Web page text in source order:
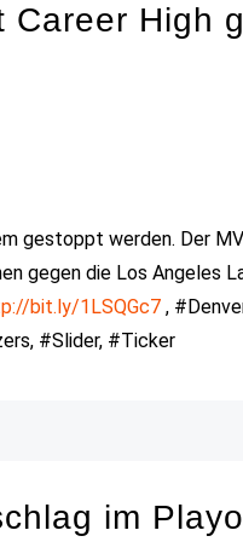
Career High
gestoppt werden. Der
gegen die Los Angeles
bit.ly/1LSQGc7 ,
#Slider, #Ticker
im